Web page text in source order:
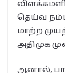
தெய்வ
மாற்ற
அதிமுக
ஆனால்,